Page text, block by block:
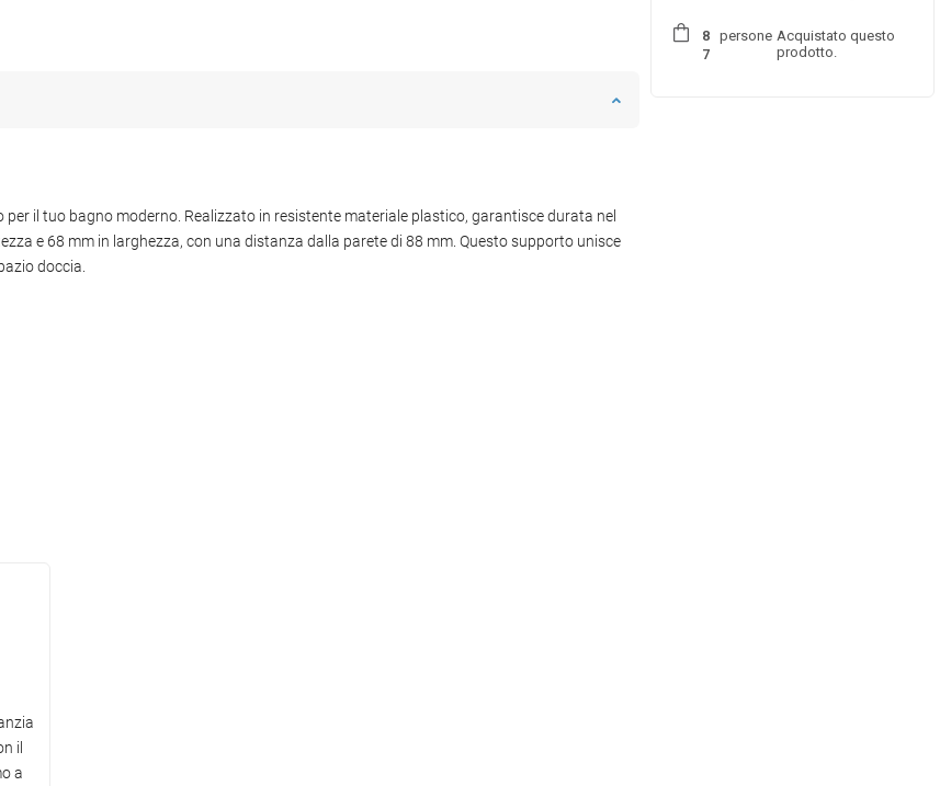
il tuo bagno moderno. Realizzato in resistente materiale plastico, garantisce durata nel
e 68 mm in larghezza, con una distanza dalla parete di 88 mm. Questo supporto unisce
doccia.
il
a
8
7
persone Acquistato questo
prodotto.